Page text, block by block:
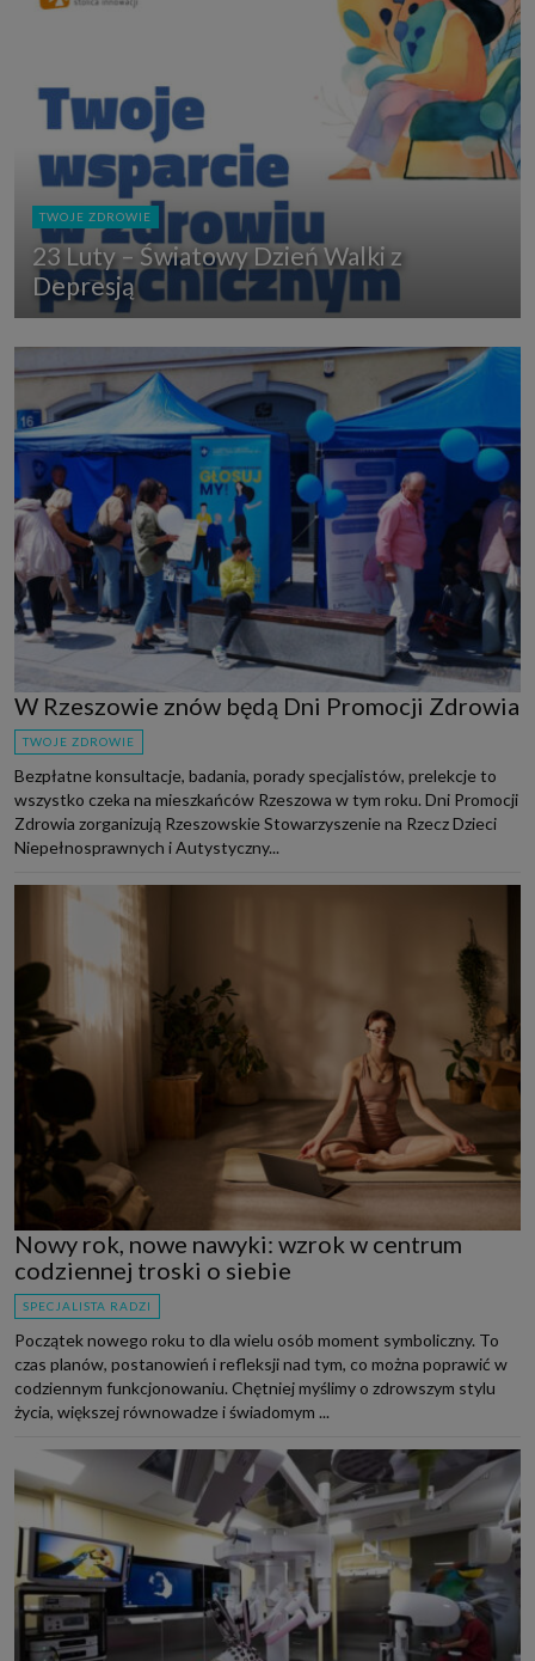
TWOJE ZDROWIE
23 Luty – Światowy Dzień Walki z
Depresją
W Rzeszowie znów będą Dni Promocji Zdrowia
TWOJE ZDROWIE
Bezpłatne konsultacje, badania, porady specjalistów, prelekcje to
wszystko czeka na mieszkańców Rzeszowa w tym roku. Dni Promocji
Zdrowia zorganizują Rzeszowskie Stowarzyszenie na Rzecz Dzieci
Niepełnosprawnych i Autystyczny...
Nowy rok, nowe nawyki: wzrok w centrum
codziennej troski o siebie
SPECJALISTA RADZI
Początek nowego roku to dla wielu osób moment symboliczny. To
czas planów, postanowień i refleksji nad tym, co można poprawić w
codziennym funkcjonowaniu. Chętniej myślimy o zdrowszym stylu
życia, większej równowadze i świadomym ...